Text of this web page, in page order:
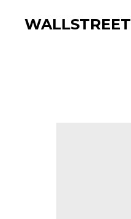
WALLSTREET